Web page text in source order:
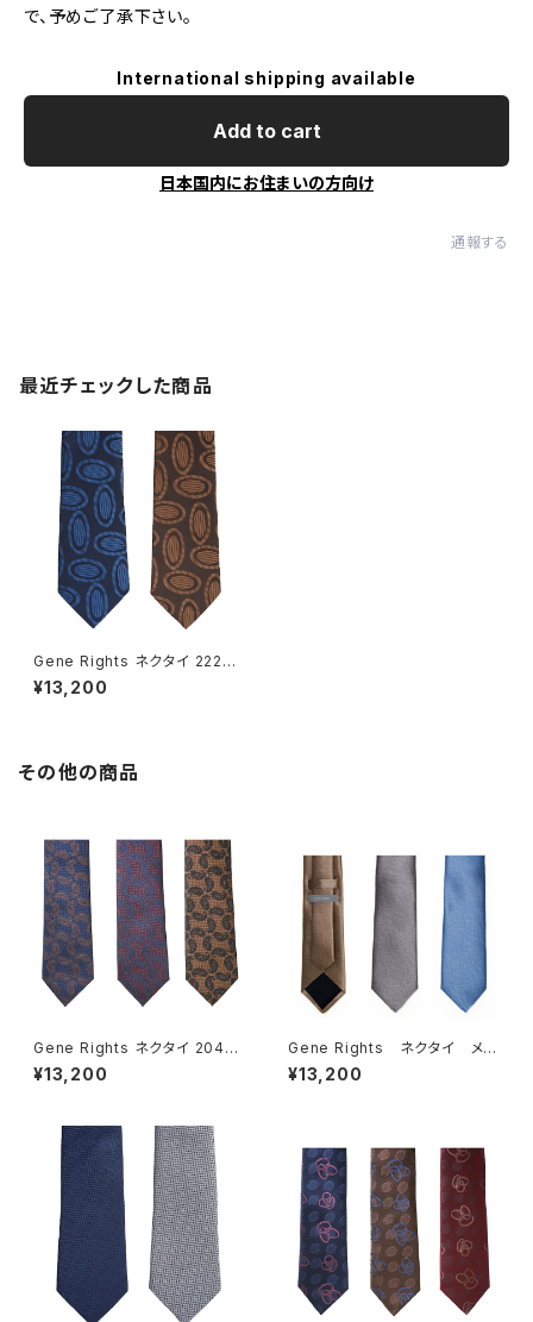
で、予めご了承下さい。
International shipping available
Add to cart
日本国内にお住まいの方向け
通報する
最近チェックした商品
Gene Rights ネクタイ 222N0
02 ラージオーバルパターン
¥13,200
その他の商品
Gene Rights ネクタイ 204N
011 ソリッドペイズリー
¥13,200
Gene Rights ネクタイ メラ
ンジサテンソリッド
¥13,200